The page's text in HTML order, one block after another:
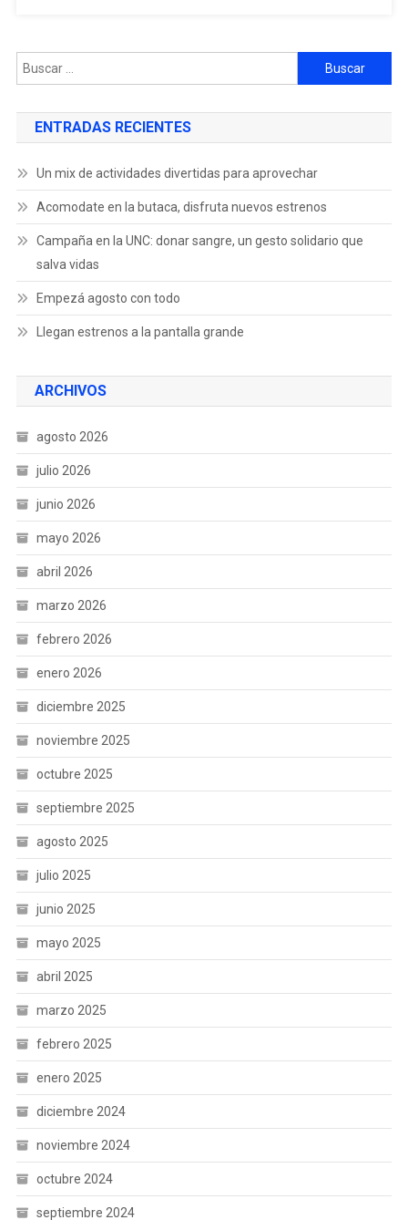
ENTRADAS RECIENTES
Un mix de actividades divertidas para aprovechar
Acomodate en la butaca, disfruta nuevos estrenos
Campaña en la UNC: donar sangre, un gesto solidario que
salva vidas
Empezá agosto con todo
Llegan estrenos a la pantalla grande
ARCHIVOS
agosto 2026
julio 2026
junio 2026
mayo 2026
abril 2026
marzo 2026
febrero 2026
enero 2026
diciembre 2025
noviembre 2025
octubre 2025
septiembre 2025
agosto 2025
julio 2025
junio 2025
mayo 2025
abril 2025
marzo 2025
febrero 2025
enero 2025
diciembre 2024
noviembre 2024
octubre 2024
septiembre 2024